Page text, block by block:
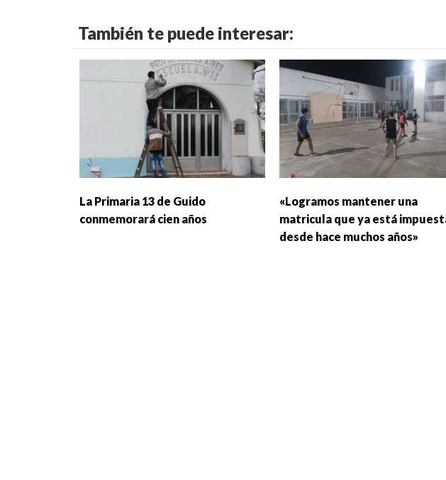
También te puede interesar:
La Primaria 13 de Guido
conmemorará cien años
«Logramos mantener una
matricula que ya está
desde hace muchos años»